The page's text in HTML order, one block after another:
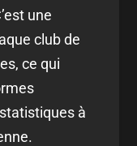
une
club de
ce qui
à